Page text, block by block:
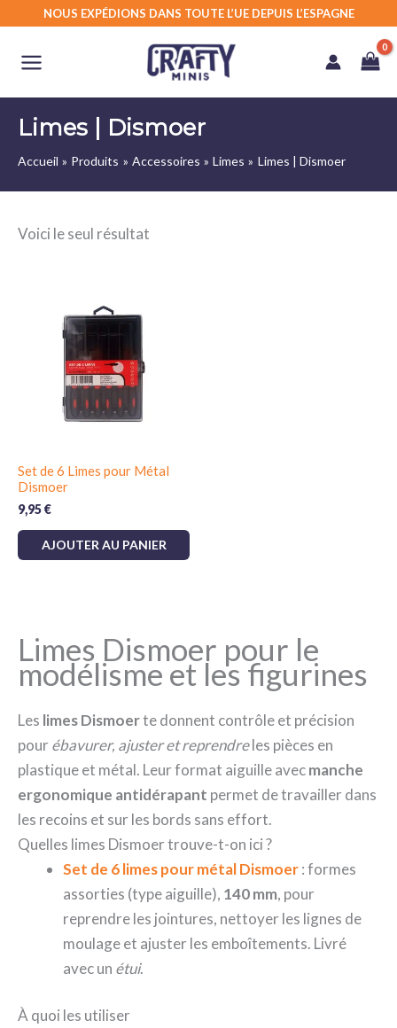
contenu
NOUS EXPÉDIONS DANS TOUTE L’UE DEPUIS L’ESPAGNE
Limes | Dismoer
Accueil Produits Accessoires Limes Limes | Dismoer
Voici le seul résultat
Set de 6 Limes pour Métal
Dismoer
9,95€
AJOUTER AU PANIER
Limes Dismoer pour le
modélisme et les figurines
Les limes Dismoerte donnent contrôle et précision
pour ébavurer, ajuster et reprendreles pièces en
plastique et métal. Leur format aiguille avecmanche
ergonomique antidérapant permet de travailler dans
les recoins et sur les bords sans effort.
Quelles limes Dismoer trouve-t-on ici ?
Set de 6 limes pour métal Dismoer: formes
assorties (type aiguille), 140 mm, pour
reprendre les jointures, nettoyer les lignes de
moulage et ajuster les emboîtements. Livré
avec un étui.
À quoi les utiliser